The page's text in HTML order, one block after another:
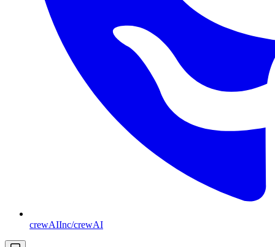
crewAIInc/crewAI